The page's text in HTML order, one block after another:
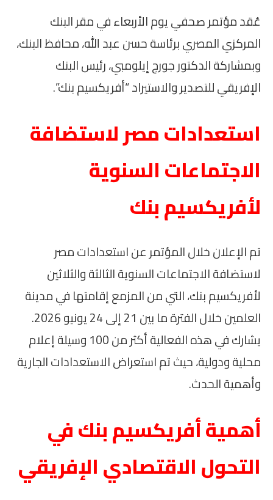
عُقد مؤتمر صحفي يوم الأربعاء في مقر البنك
المركزي المصري برئاسة حسن عبد الله، محافظ البنك،
وبمشاركة الدكتور جورج إيلومبي، رئيس البنك
الإفريقي للتصدير والاستيراد “أفريكسيم بنك”.
استعدادات مصر لاستضافة
الاجتماعات السنوية
لأفريكسيم بنك
تم الإعلان خلال المؤتمر عن استعدادات مصر
لاستضافة الاجتماعات السنوية الثالثة والثلاثين
لأفريكسيم بنك، التي من المزمع إقامتها في مدينة
العلمين خلال الفترة ما بين 21 إلى 24 يونيو 2026.
يشارك في هذه الفعالية أكثر من 100 وسيلة إعلام
محلية ودولية، حيث تم استعراض الاستعدادات الجارية
وأهمية الحدث.
أهمية أفريكسيم بنك في
التحول الاقتصادي الإفريقي